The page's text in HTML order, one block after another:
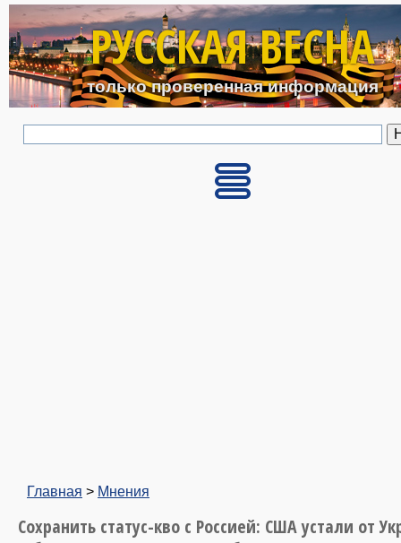
Перейти к основному
РУССКАЯ ВЕСНА
только проверенная информация
Главная > Мнения
Сохранить статус-кво с Россией: США устали от